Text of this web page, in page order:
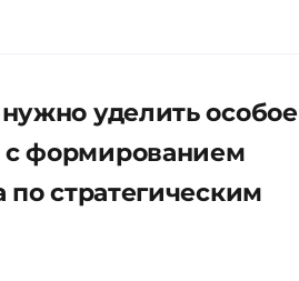
уделить особое
с формированием
по стратегическим